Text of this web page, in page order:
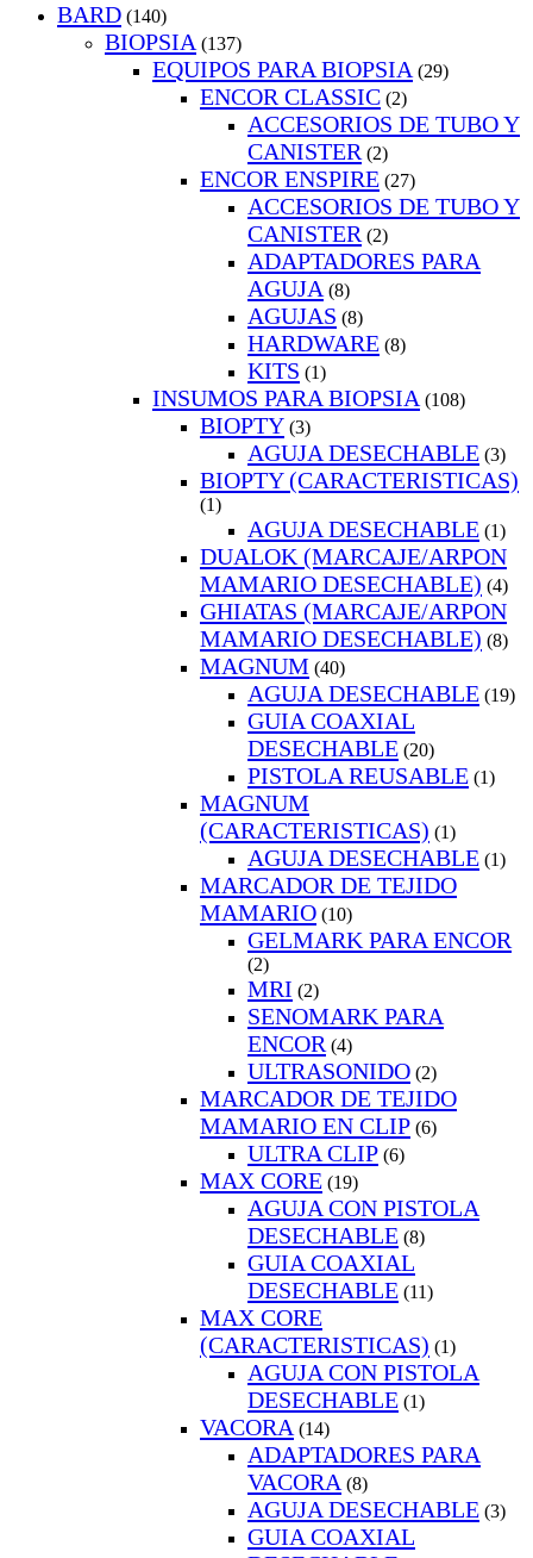
BARD (140)
BIOPSIA (137)
EQUIPOS PARA BIOPSIA (29)
ENCOR CLASSIC (2)
ACCESORIOS DE TUBO Y
CANISTER (2)
ENCOR ENSPIRE (27)
ACCESORIOS DE TUBO Y
CANISTER (2)
ADAPTADORES PARA
AGUJA (8)
AGUJAS (8)
HARDWARE (8)
KITS (1)
INSUMOS PARA BIOPSIA (108)
BIOPTY (3)
AGUJA DESECHABLE (3)
BIOPTY (CARACTERISTICAS)
(1)
AGUJA DESECHABLE (1)
DUALOK (MARCAJE/ARPON
MAMARIO DESECHABLE) (4)
GHIATAS (MARCAJE/ARPON
MAMARIO DESECHABLE) (8)
MAGNUM (40)
AGUJA DESECHABLE (19)
GUIA COAXIAL
DESECHABLE (20)
PISTOLA REUSABLE (1)
MAGNUM
(CARACTERISTICAS) (1)
AGUJA DESECHABLE (1)
MARCADOR DE TEJIDO
MAMARIO (10)
GELMARK PARA ENCOR
(2)
MRI (2)
SENOMARK PARA
ENCOR (4)
ULTRASONIDO (2)
MARCADOR DE TEJIDO
MAMARIO EN CLIP (6)
ULTRA CLIP (6)
MAX CORE (19)
AGUJA CON PISTOLA
DESECHABLE (8)
GUIA COAXIAL
DESECHABLE (11)
MAX CORE
(CARACTERISTICAS) (1)
AGUJA CON PISTOLA
DESECHABLE (1)
VACORA (14)
ADAPTADORES PARA
VACORA (8)
AGUJA DESECHABLE (3)
GUIA COAXIAL